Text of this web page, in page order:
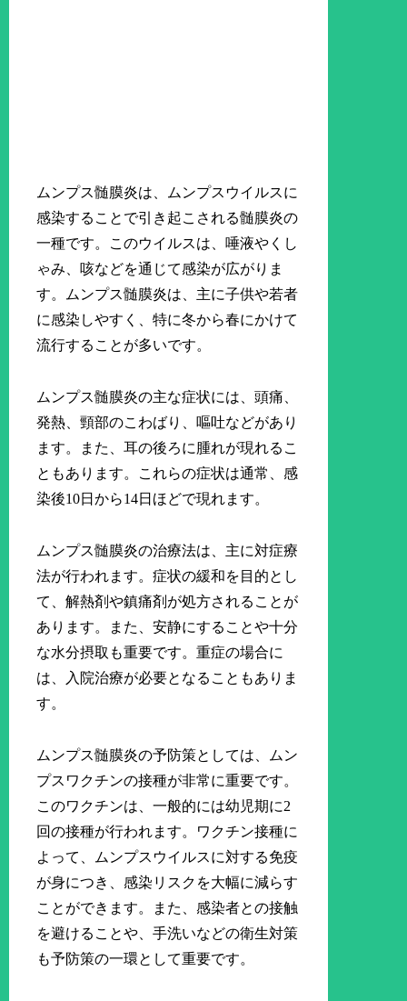
ムンプス髄膜炎は、ムンプスウイルスに
感染することで引き起こされる髄膜炎の
一種です。このウイルスは、唾液やくし
ゃみ、咳などを通じて感染が広がりま
す。ムンプス髄膜炎は、主に子供や若者
に感染しやすく、特に冬から春にかけて
流行することが多いです。
ムンプス髄膜炎の主な症状には、頭痛、
発熱、頸部のこわばり、嘔吐などがあり
ます。また、耳の後ろに腫れが現れるこ
ともあります。これらの症状は通常、感
染後10日から14日ほどで現れます。
ムンプス髄膜炎の治療法は、主に対症療
法が行われます。症状の緩和を目的とし
て、解熱剤や鎮痛剤が処方されることが
あります。また、安静にすることや十分
な水分摂取も重要です。重症の場合に
は、入院治療が必要となることもありま
す。
ムンプス髄膜炎の予防策としては、ムン
プスワクチンの接種が非常に重要です。
このワクチンは、一般的には幼児期に2
回の接種が行われます。ワクチン接種に
よって、ムンプスウイルスに対する免疫
が身につき、感染リスクを大幅に減らす
ことができます。また、感染者との接触
を避けることや、手洗いなどの衛生対策
も予防策の一環として重要です。